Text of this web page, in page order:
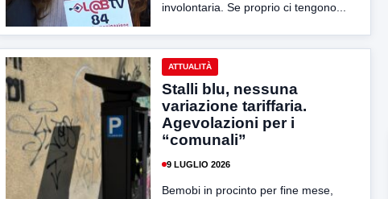
involontaria. Se proprio ci tengono...
ATTUALITÀ
Stalli blu, nessuna
variazione tariffaria.
Agevolazioni per i
“comunali”
9 LUGLIO 2026
Bemobi in procinto per fine mese,